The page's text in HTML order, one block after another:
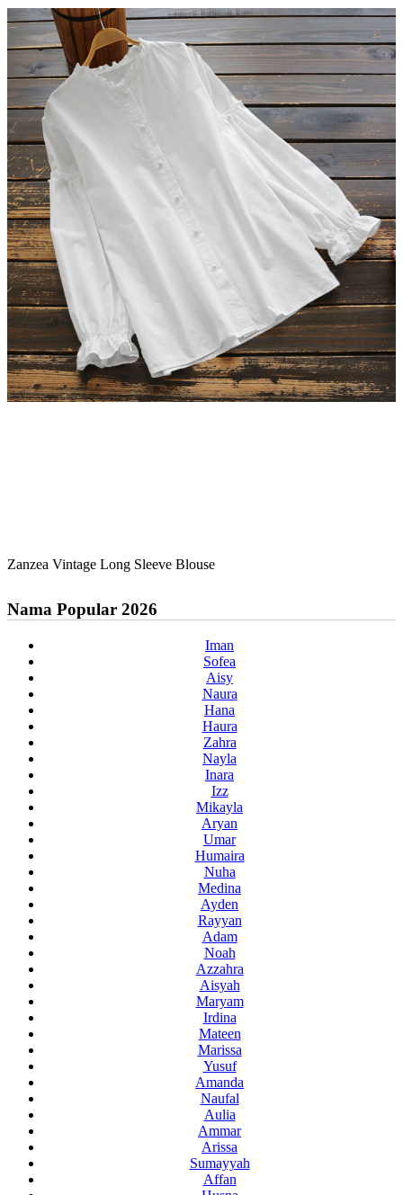
Zanzea Vintage Long Sleeve Blouse
Nama Popular 2026
Iman
Sofea
Aisy
Naura
Hana
Haura
Zahra
Nayla
Inara
Izz
Mikayla
Aryan
Umar
Humaira
Nuha
Medina
Ayden
Rayyan
Adam
Noah
Azzahra
Aisyah
Maryam
Irdina
Mateen
Marissa
Yusuf
Amanda
Naufal
Aulia
Ammar
Arissa
Sumayyah
Affan